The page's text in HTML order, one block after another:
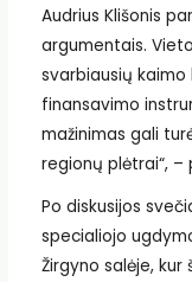
Audrius Klišonis
argumentais.
svarbiausių
finansavimo
mažinimas gali
regionų plėtrai“, –
Po diskusijos
specialiojo
Žirgyno salėje,